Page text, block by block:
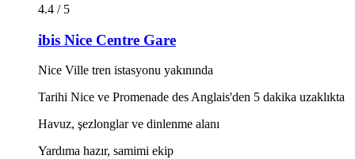
4.4 / 5
ibis Nice Centre Gare
Nice Ville tren istasyonu yakınında
Tarihi Nice ve Promenade des Anglais'den 5 dakika uzaklıkta
Havuz, şezlonglar ve dinlenme alanı
Yardıma hazır, samimi ekip